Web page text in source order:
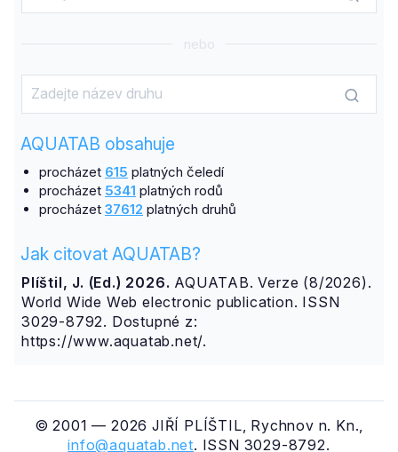
nebo
AQUATAB obsahuje
procházet 615 platných čeledí
procházet 5341 platných rodů
procházet 37612 platných druhů
Jak citovat AQUATAB?
Plíštil, J. (Ed.) 2026. AQUATAB. Verze (8/2026).
World Wide Web electronic publication. ISSN
3029-8792. Dostupné z:
https://www.aquatab.net/.
© 2001 — 2026 JIŘÍ PLÍŠTIL, Rychnov n. Kn.,
info@aquatab.net. ISSN 3029-8792.